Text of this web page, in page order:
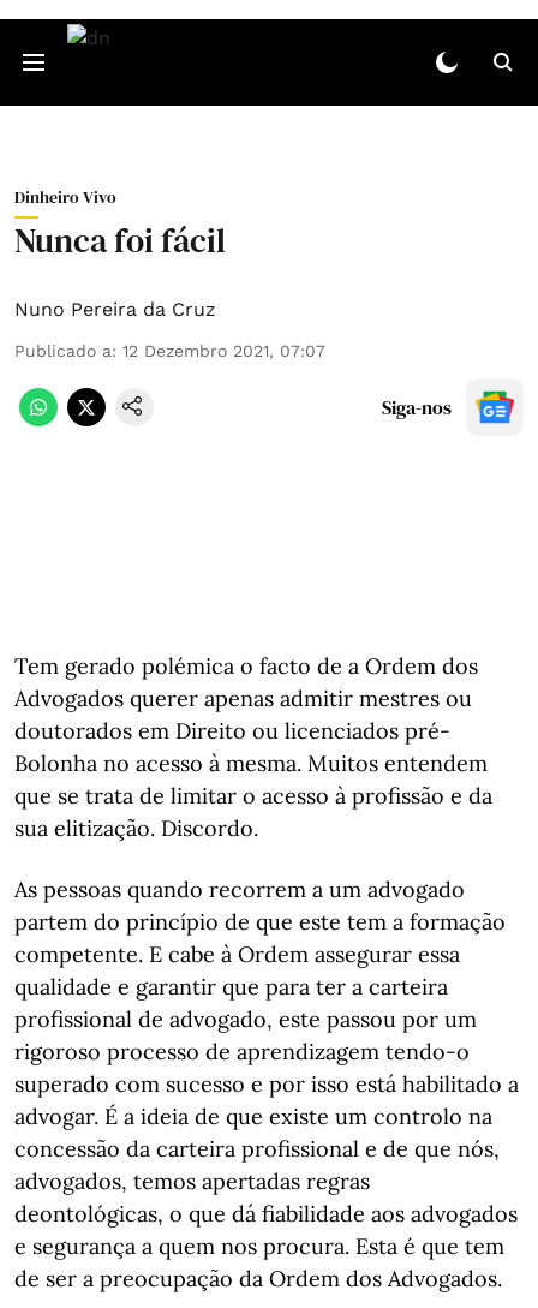
Dinheiro Vivo
Nunca foi fácil
Nuno Pereira da Cruz
Publicado a: 12 Dezembro 2021, 07:07
Siga-nos
Tem gerado polémica o facto de a Ordem dos
Advogados querer apenas admitir mestres ou
doutorados em Direito ou licenciados pré-
Bolonha no acesso à mesma. Muitos entendem
que se trata de limitar o acesso à profissão e da
sua elitização. Discordo.
As pessoas quando recorrem a um advogado
partem do princípio de que este tem a formação
competente. E cabe à Ordem assegurar essa
qualidade e garantir que para ter a carteira
profissional de advogado, este passou por um
rigoroso processo de aprendizagem tendo-o
superado com sucesso e por isso está habilitado a
advogar. É a ideia de que existe um controlo na
concessão da carteira profissional e de que nós,
advogados, temos apertadas regras
deontológicas, o que dá fiabilidade aos advogados
e segurança a quem nos procura. Esta é que tem
de ser a preocupação da Ordem dos Advogados.